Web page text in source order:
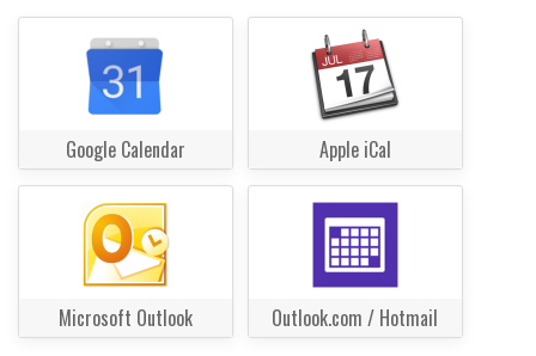
Google Calendar Apple iCal
Microsoft Outlook Outlook.com / Hotmail